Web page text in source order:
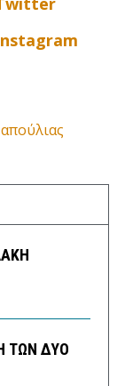
ΤΩΝ ΔΥΟ